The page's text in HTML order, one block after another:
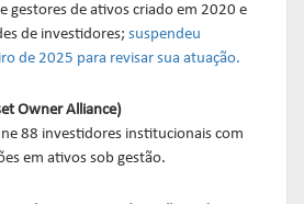
gestores de ativos criado em 2020 e
de investidores; suspendeu
de 2025 para revisar sua atuação.
Owner Alliance)
88 investidores institucionais com
em ativos sob gestão.